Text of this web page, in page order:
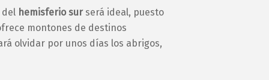
del hemisferio surserá ideal, puesto
montones de destinos
olvidar por unos días los abrigos,